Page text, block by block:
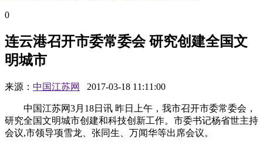
0
连云港召开市委常委会 研究创建全国文
明城市
来源： 中国江苏网 2017-03-18 11:11:00
中国江苏网3月18日讯 昨日上午，我市召开市委常委会，
研究全国文明城市创建和科技创新工作。市委书记杨省世主持
会议,市领导项雪龙、张同生、万闻华等出席会议。